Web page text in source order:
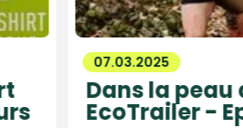
07.03.2025
Dans la peau
EcoTrailer -